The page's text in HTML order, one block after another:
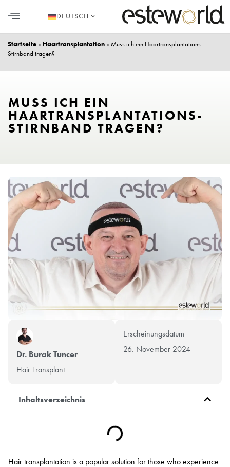
DEUTSCH
Startseite » Haartransplantation » Muss ich ein Haartransplantations-
Stirnband tragen?
MUSS ICH EIN
HAARTRANSPLANTATIONS-
STIRNBAND TRAGEN?
Dr. Burak Tuncer
Hair Transplant
Erscheinungsdatum
26. November 2024
Inhaltsverzeichnis
Hair transplantation is a popular solution for those who experience